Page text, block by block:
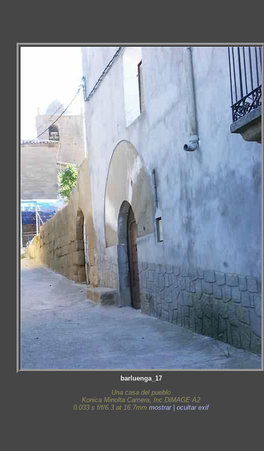
barluenga_17
Una casa del pueblo
Konica Minolta Camera, Inc.DiMAGE A2
0.033 s f/f/6.3 at 16.7mm mostrar | ocultar exif